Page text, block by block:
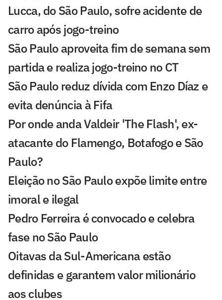
Lucca, do São Paulo, sofre acidente de
carro após jogo-treino
São Paulo aproveita fim de semana sem
partida e realiza jogo-treino no CT
São Paulo reduz dívida com Enzo Díaz e
evita denúncia à Fifa
Por onde anda Valdeir 'The Flash', ex-
atacante do Flamengo, Botafogo e São
Paulo?
Eleição no São Paulo expõe limite entre
imoral e ilegal
Pedro Ferreira é convocado e celebra
fase no São Paulo
Oitavas da Sul-Americana estão
definidas e garantem valor milionário
aos clubes